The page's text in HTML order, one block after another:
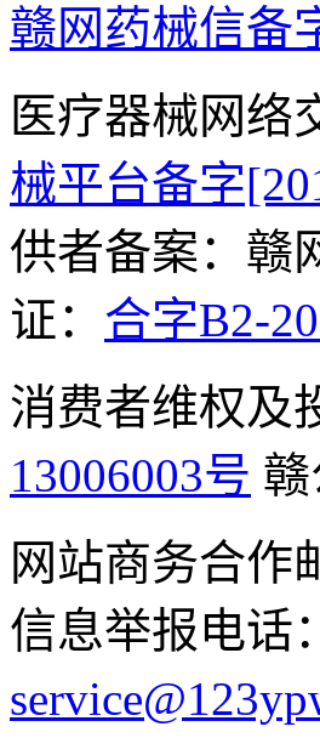
赣网药械信备
医疗器械网络
械平台备字
供者备案：赣
证： 合字B2-
消费者维权及
13006003号
网站商务合作
信息举报电话：